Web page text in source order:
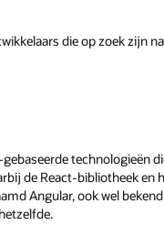
die op zoek zijn
technologieën
de React-bibliotheek en
Angular, ook wel